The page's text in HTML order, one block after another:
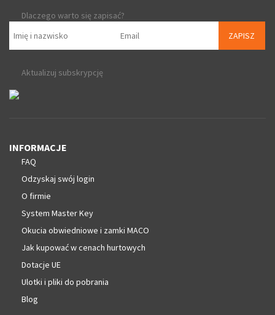
Dlaczego warto się zapisać?
ZAPISZ
Aktualizuj subskrypcję
INFORMACJE
FAQ
Odzyskaj swój login
O firmie
System Master Key
Okucia obwiedniowe i zamki MACO
Jak kupować w cenach hurtowych
Dotacje UE
Ulotki i pliki do pobrania
Blog